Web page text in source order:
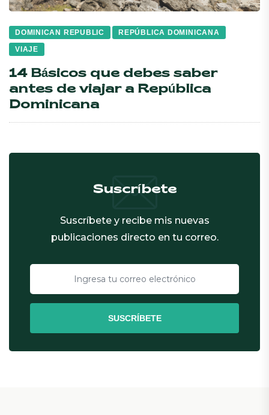
DOMINICAN REPUBLIC
REPÚBLICA DOMINICANA
VIAJE
14 Básicos que debes saber
antes de viajar a República
Dominicana
Suscríbete
Suscríbete y recibe mis nuevas
publicaciones directo en tu correo.
SUSCRÍBETE